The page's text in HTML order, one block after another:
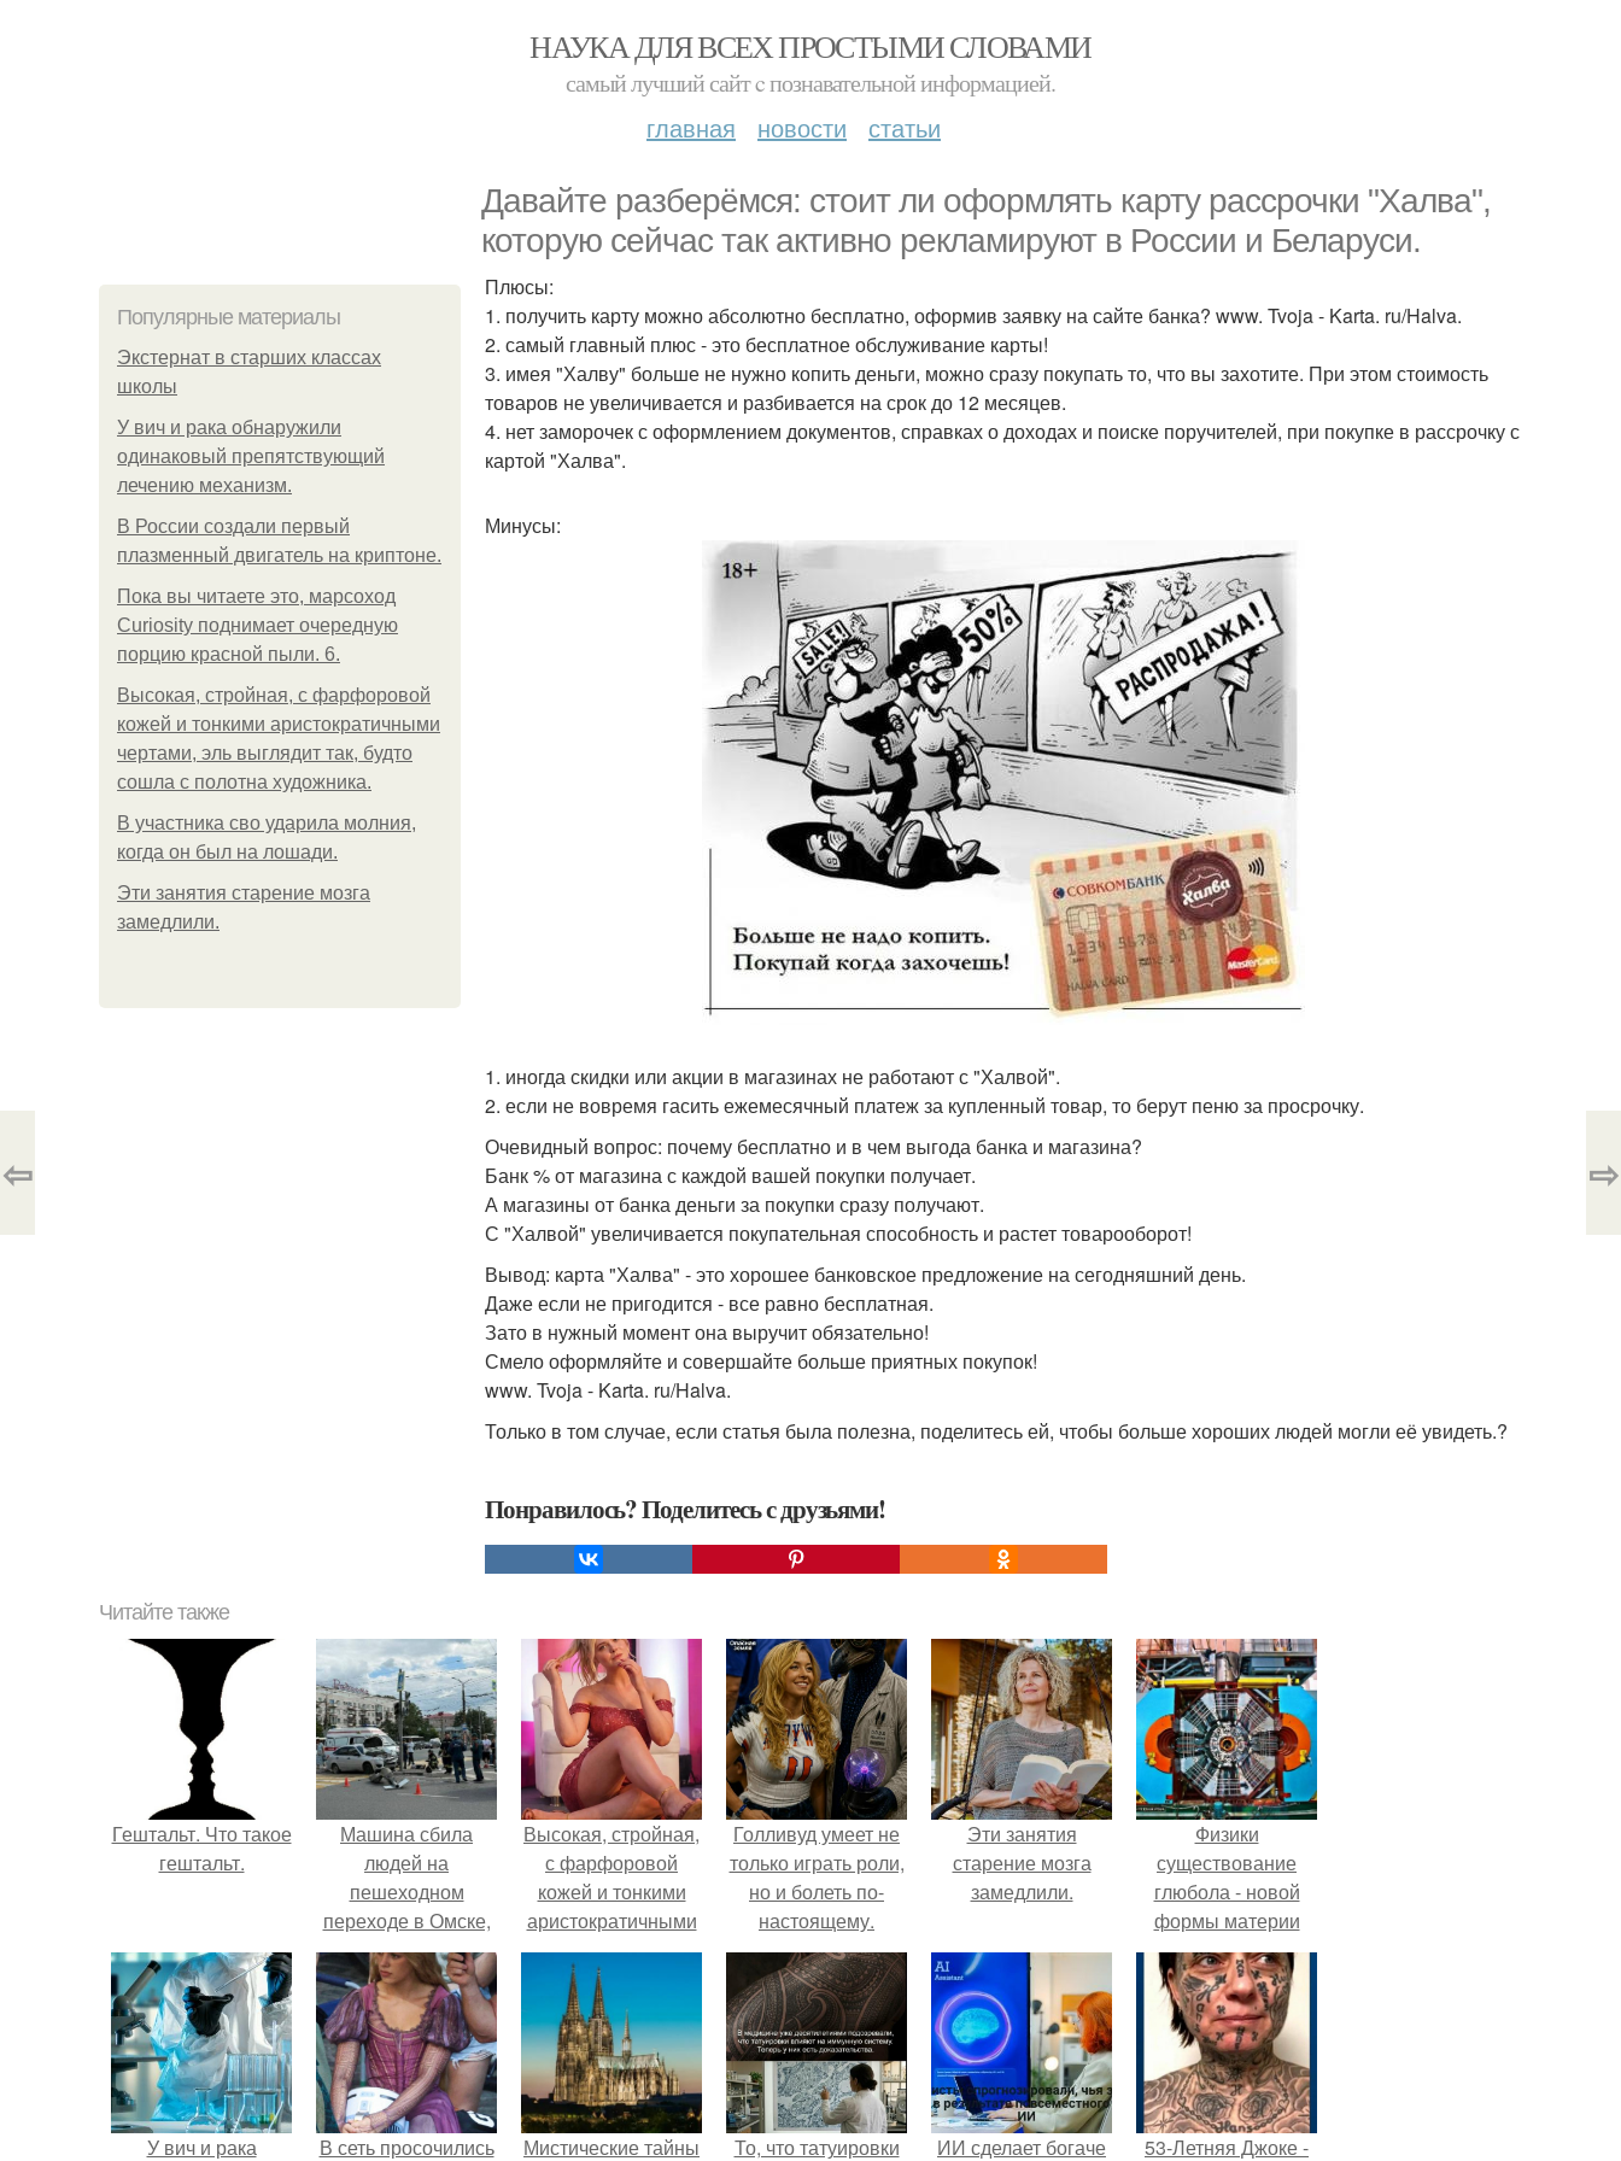
НАУКА ДЛЯ ВСЕХ ПРОСТЫМИ СЛОВАМИ
самый лучший сайт c познавательной информацией.
главная новости статьи
Давайте разберёмся: стоит ли оформлять карту рассрочки "Халва",
которую сейчас так активно рекламируют в России и Беларуси.
Популярные материалы
Экстернат в старших классах
школы
У вич и рака обнаружили
одинаковый препятствующий
лечению механизм.
В России создали первый
плазменный двигатель на криптоне.
Пока вы читаете это, марсоход
Curiosity поднимает очередную
порцию красной пыли. 6.
Высокая, стройная, с фарфоровой
кожей и тонкими аристократичными
чертами, эль выглядит так, будто
сошла с полотна художника.
В участника сво ударила молния,
когда он был на лошади.
Эти занятия старение мозга
замедлили.
Плюсы:
1. получить карту можно абсолютно бесплатно, оформив заявку на сайте банка? www. Tvoja - Karta. ru/Halva.
2. самый главный плюс - это бесплатное обслуживание карты!
3. имея "Халву" больше не нужно копить деньги, можно сразу покупать то, что вы захотите. При этом стоимость
товаров не увеличивается и разбивается на срок до 12 месяцев.
4. нет заморочек с оформлением документов, справках о доходах и поиске поручителей, при покупке в рассрочку с
картой "Халва".
Минусы:
1. иногда скидки или акции в магазинах не работают с "Халвой".
2. если не вовремя гасить ежемесячный платеж за купленный товар, то берут пеню за просрочку.
Очевидный вопрос: почему бесплатно и в чем выгода банка и магазина?
Банк % от магазина с каждой вашей покупки получает.
А магазины от банка деньги за покупки сразу получают.
С "Халвой" увеличивается покупательная способность и растет товарооборот!
Вывод: карта "Халва" - это хорошее банковское предложение на сегодняшний день.
Даже если не пригодится - все равно бесплатная.
Зато в нужный момент она выручит обязательно!
Смело оформляйте и совершайте больше приятных покупок!
www. Tvoja - Karta. ru/Halva.
Только в том случае, если статья была полезна, поделитесь ей, чтобы больше хороших людей могли её увидеть.?
Понравилось? Поделитесь с друзьями!
⇦ ⇨
Читайте также
Гештальт. Что такое
гештальт.
Машина сбила
людей на
пешеходном
переходе в Омске,
пострадали 8
человек.
Высокая, стройная,
с фарфоровой
кожей и тонкими
аристократичными
чертами, эль
выглядит так, будто
сошла с полотна
художника.
Голливуд умеет не
только играть роли,
но и болеть по-
настоящему.
Эти занятия
старение мозга
замедлили.
Физики
существование
глюбола - новой
формы материи
подтвердили.
У вич и рака В сеть просочились Мистические тайны То, что татуировки ИИ сделает богаче 53-Летняя Джоке -